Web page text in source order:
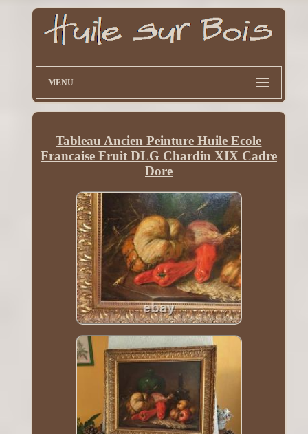
MENU
Tableau Ancien Peinture Huile Ecole
Francaise Fruit DLG Chardin XIX Cadre
Dore